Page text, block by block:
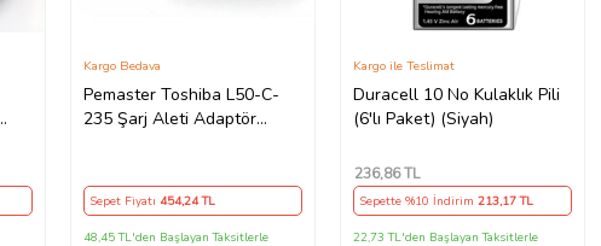
Pemaster Toshiba L50-C-
235 Şarj Aleti Adaptör
Kargo Bedava
Sepet Fiyatı 454,24 TL
48,45 TL'den Başlayan Taksitlerle
Duracell 10 No Kulaklık Pili
(6'lı Paket) (Siyah)
Kargo ile Teslimat
236,86 TL
Sepette %10 İndirim213,17 TL
22,73 TL'den Başlayan Taksitlerle